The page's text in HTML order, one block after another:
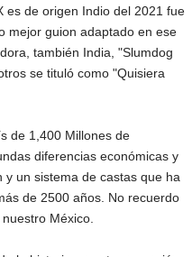
es de origen Indio del 2021 fue
mejor guion adaptado en ese
también India, "Slumdog
se tituló como "Quisiera
de 1,400 Millones de
diferencias económicas y
y un sistema de castas que ha
de 2500 años. No recuerdo
México.